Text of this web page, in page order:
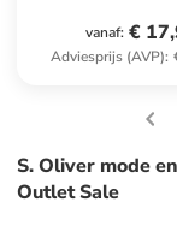
vanaf: €
Adviesprijs (AVP):
S. Oliver mode
Outlet Sale